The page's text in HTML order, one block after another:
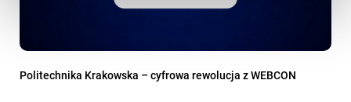
Politechnika Krakowska – cyfrowa rewolucja z WEBCON